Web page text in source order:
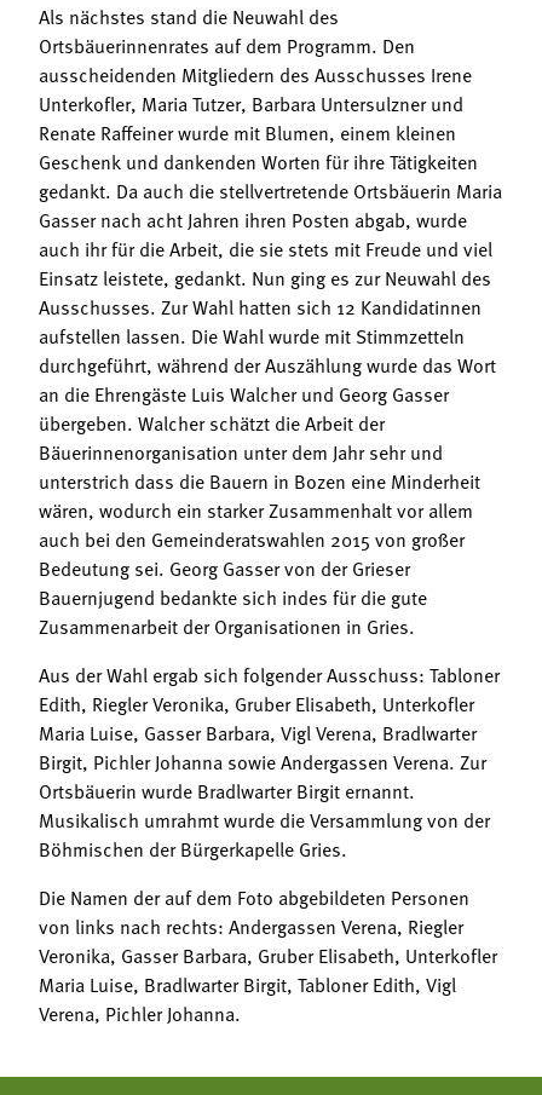
Als nächstes stand die Neuwahl des
Ortsbäuerinnenrates auf dem Programm. Den
ausscheidenden Mitgliedern des Ausschusses Irene
Unterkofler, Maria Tutzer, Barbara Untersulzner und
Renate Raffeiner wurde mit Blumen, einem kleinen
Geschenk und dankenden Worten für ihre Tätigkeiten
gedankt. Da auch die stellvertretende Ortsbäuerin Maria
Gasser nach acht Jahren ihren Posten abgab, wurde
auch ihr für die Arbeit, die sie stets mit Freude und viel
Einsatz leistete, gedankt. Nun ging es zur Neuwahl des
Ausschusses. Zur Wahl hatten sich 12 Kandidatinnen
aufstellen lassen. Die Wahl wurde mit Stimmzetteln
durchgeführt, während der Auszählung wurde das Wort
an die Ehrengäste Luis Walcher und Georg Gasser
übergeben. Walcher schätzt die Arbeit der
Bäuerinnenorganisation unter dem Jahr sehr und
unterstrich dass die Bauern in Bozen eine Minderheit
wären, wodurch ein starker Zusammenhalt vor allem
auch bei den Gemeinderatswahlen 2015 von großer
Bedeutung sei. Georg Gasser von der Grieser
Bauernjugend bedankte sich indes für die gute
Zusammenarbeit der Organisationen in Gries.
Aus der Wahl ergab sich folgender Ausschuss: Tabloner
Edith, Riegler Veronika, Gruber Elisabeth, Unterkofler
Maria Luise, Gasser Barbara, Vigl Verena, Bradlwarter
Birgit, Pichler Johanna sowie Andergassen Verena. Zur
Ortsbäuerin wurde Bradlwarter Birgit ernannt.
Musikalisch umrahmt wurde die Versammlung von der
Böhmischen der Bürgerkapelle Gries.
Die Namen der auf dem Foto abgebildeten Personen
von links nach rechts: Andergassen Verena, Riegler
Veronika, Gasser Barbara, Gruber Elisabeth, Unterkofler
Maria Luise, Bradlwarter Birgit, Tabloner Edith, Vigl
Verena, Pichler Johanna.